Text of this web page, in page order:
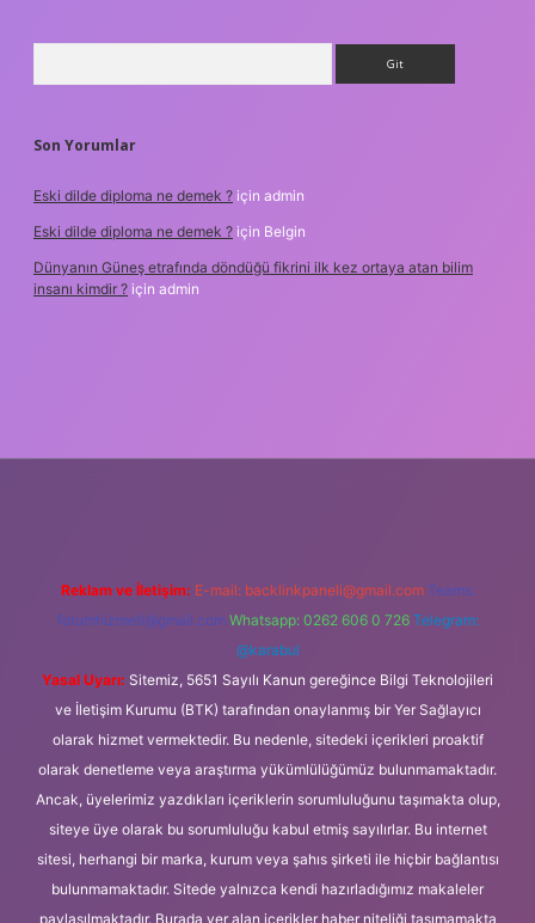
Son Yorumlar
Eski dilde diploma ne demek ? için admin
Eski dilde diploma ne demek ? için Belgin
Dünyanın Güneş etrafında döndüğü fikrini ilk kez ortaya atan bilim
insanı kimdir ? için admin
Reklam ve İletişim: E-mail: backlinkpaneli@gmail.com Teams:
forumhizmeti@gmail.com Whatsapp: 0262 606 0 726 Telegram:
@karabul
Yasal Uyarı: Sitemiz, 5651 Sayılı Kanun gereğince Bilgi Teknolojileri
ve İletişim Kurumu (BTK) tarafından onaylanmış bir Yer Sağlayıcı
olarak hizmet vermektedir. Bu nedenle, sitedeki içerikleri proaktif
olarak denetleme veya araştırma yükümlülüğümüz bulunmamaktadır.
Ancak, üyelerimiz yazdıkları içeriklerin sorumluluğunu taşımakta olup,
siteye üye olarak bu sorumluluğu kabul etmiş sayılırlar. Bu internet
sitesi, herhangi bir marka, kurum veya şahıs şirketi ile hiçbir bağlantısı
bulunmamaktadır. Sitede yalnızca kendi hazırladığımız makaleler
paylaşılmaktadır. Burada yer alan içerikler haber niteliği taşımamakta